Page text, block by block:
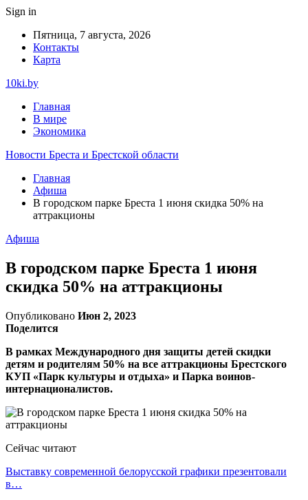
Sign in
Пятница, 7 августа, 2026
Контакты
Карта
10ki.by
Главная
В мире
Экономика
Новости Бреста и Брестской области
Главная
Афиша
В городском парке Бреста 1 июня скидка 50% на
аттракционы
Афиша
В городском парке Бреста 1 июня
скидка 50% на аттракционы
Опубликовано Июн 2, 2023
Поделится
В рамках Международного дня защиты детей скидки
детям и родителям 50% на все аттракционы Брестского
КУП «Парк культуры и отдыха» и Парка воинов-
интернационалистов.
Сейчас читают
Выставку современной белорусской графики презентовали
в…